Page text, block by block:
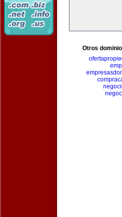
Otros